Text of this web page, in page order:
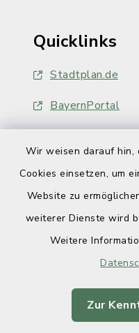
Wir weisen darauf hin,
Cookies einsetzen, um
Website zu
weiterer Dienste wird
Weitere
Zur
Quicklinks
Stadtplan.de
BayernPortal